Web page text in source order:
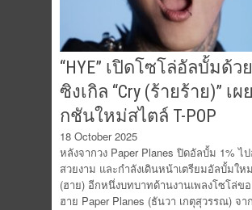
“HYE” เปิดโซโล่อัลบั้มด้วย
ซิงเกิล “Cry (ร้ายร้าย)” เผ
กชันใหม่สไตล์ T-POP
18 October 2025
หลังจากวง Paper Planes ปิดอัลบั้ม 1% ไ
สวยงาม และกำลังเดินหน้าเตรียมอัลบั้มใหม่
(ฮาย) อีกหนึ่งบทบาทด้านงานเพลงโซโล่ข
ฮาย Paper Planes (ธันวา เกตุสุวรรณ) จา